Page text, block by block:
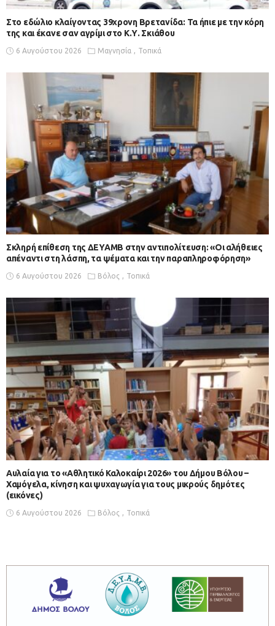
Στο εδώλιο κλαίγοντας 39χρονη Βρετανίδα: Τα ήπιε με την κόρη
της και έκανε σαν αγρίμι στο Κ.Υ. Σκιάθου
6 Αυγούστου 2026 Μαγνησία Τοπικά
Σκληρή επίθεση της ΔΕΥΑΜΒ στην αντιπολίτευση: «Οι αλήθειες
απέναντι στη λάσπη, τα ψέματα και την παραπληροφόρηση»
6 Αυγούστου 2026 Βόλος Τοπικά
Αυλαία για το «Αθλητικό Καλοκαίρι 2026» του Δήμου Βόλου –
Χαμόγελα, κίνηση και ψυχαγωγία για τους μικρούς δημότες
(εικόνες)
6 Αυγούστου 2026 Βόλος Τοπικά